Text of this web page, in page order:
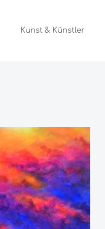
Kunst & Künstler